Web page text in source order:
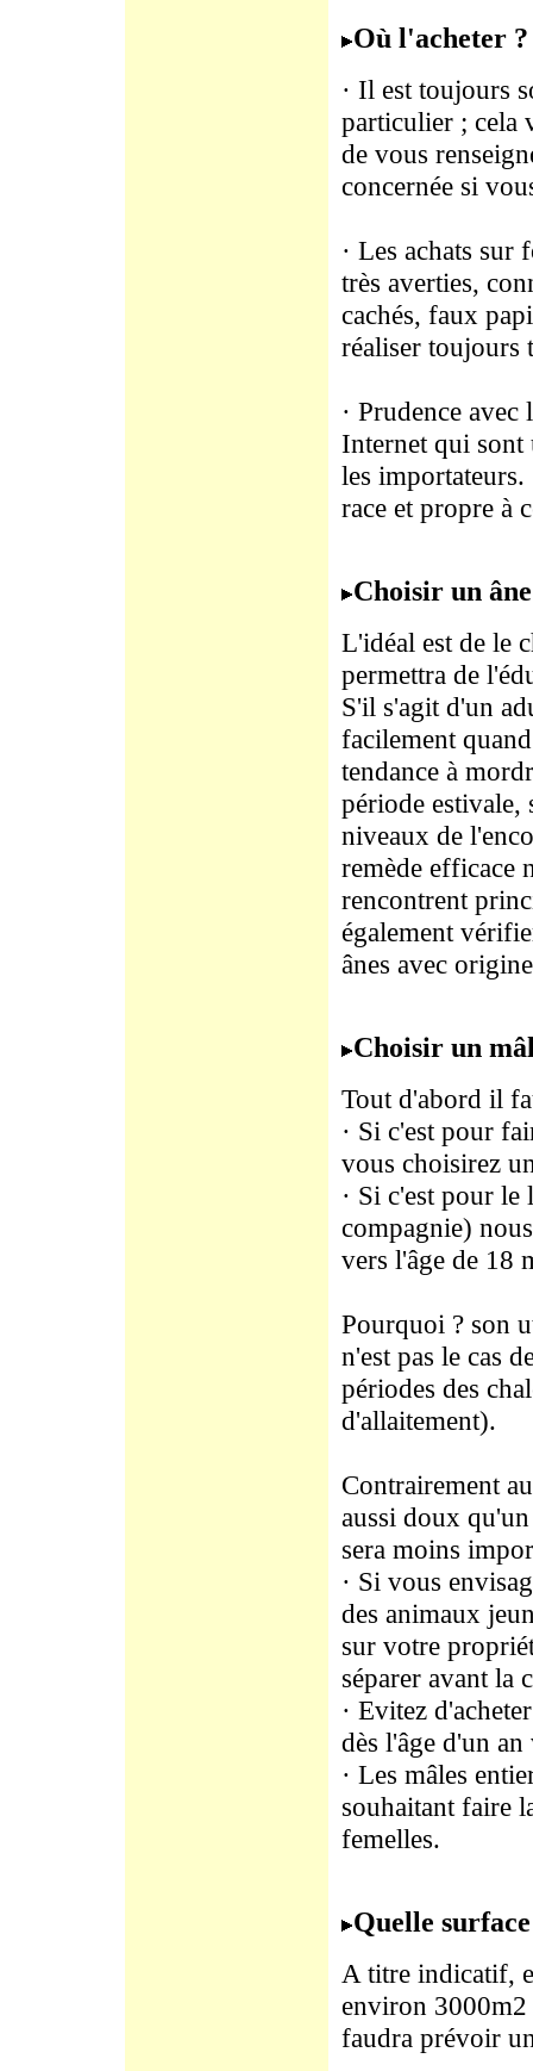
Où l'acheter ?
· Il est toujours
particulier ; cela
de vous
concernée si
· Les achats sur
très averties,
cachés, faux
réaliser toujours
· Prudence
Internet qui sont
les
race et propre à
Choisir un
L'idéal est de le
permettra de
S'il s'agit d'un
facilement
tendance à
période estivale,
niveaux de
remède efficace
rencontrent
également
ânes avec
Choisir un
Tout d'abord il
· Si c'est pour
vous choisirez
· Si c'est pour
compagnie)
vers l'âge de 18
Pourquoi ? son
n'est pas le cas
périodes des
d'allaitement).
Contrairement
aussi doux
sera moins
· Si vous
des animaux
sur votre
séparer avant la
· Evitez
dès l'âge d'un
· Les mâles
souhaitant faire
femelles.
Quelle
A titre indicatif,
environ
faudra prévoir